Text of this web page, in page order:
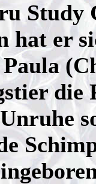
Study
hat er
Paula
die